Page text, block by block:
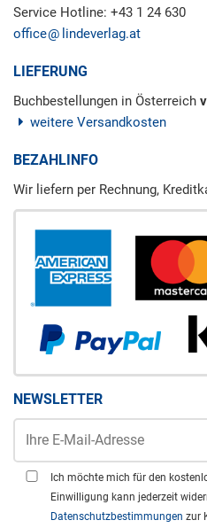
Service Hotline: +43 1 24 630
office
lindeverlag.at
LIEFERUNG
Buchbestellungen in Österreich
weitere Versandkosten
BEZAHLINFO
Wir liefern per Rechnung,
NEWSLETTER
Ich möchte mich für den
Einwilligung kann jederzeit
Datenschutzbestimmungen zur